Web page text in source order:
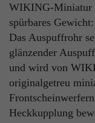
WIKING-Miniatur
spürbares
Das Auspuffrohr
glänzender
und wird von
originalgetreu
Heckkupplung